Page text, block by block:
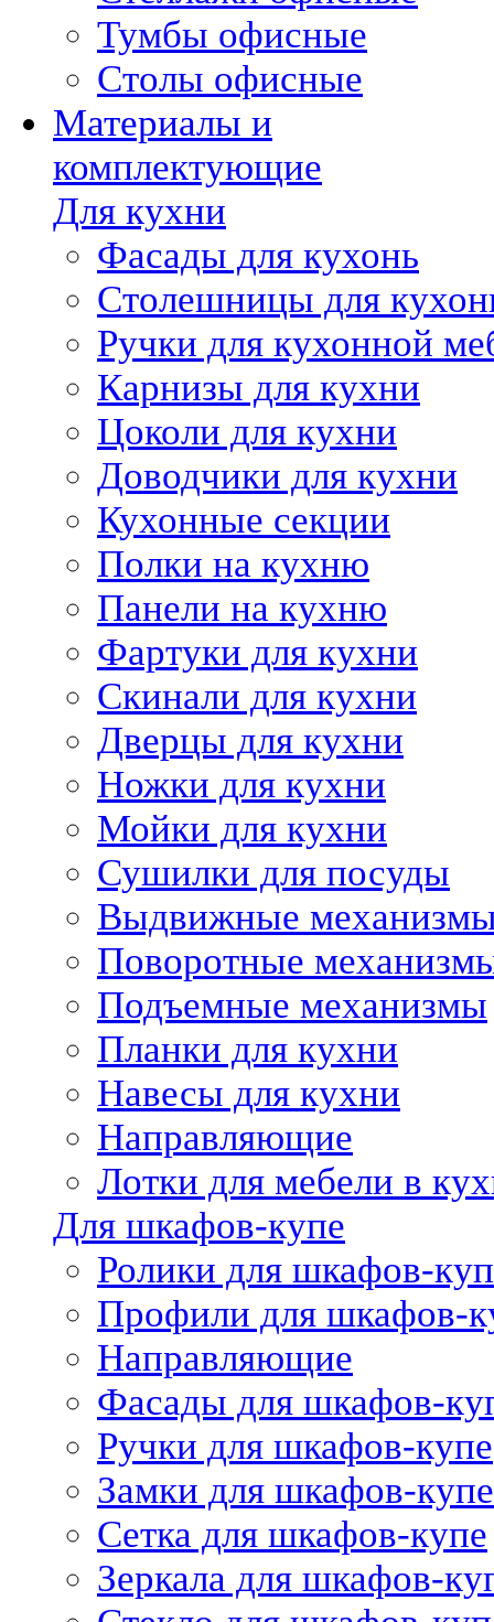
Тумбы офисные
Столы офисные
Материалы и
комплектующие
Для кухни
Фасады для кухонь
Столешницы для
Ручки для кухонной
Карнизы для кухни
Цоколи для кухни
Доводчики для кухни
Кухонные секции
Полки на кухню
Панели на кухню
Фартуки для кухни
Скинали для кухни
Дверцы для кухни
Ножки для кухни
Мойки для кухни
Сушилки для посуды
Выдвижные
Поворотные
Подъемные механизмы
Планки для кухни
Навесы для кухни
Направляющие
Лотки для мебели в
Для шкафов-купе
Ролики для шкафов-
Профили для шкафов-
Направляющие
Фасады для шкафов-
Ручки для шкафов-купе
Замки для шкафов-купе
Сетка для шкафов-купе
Зеркала для шкафов-